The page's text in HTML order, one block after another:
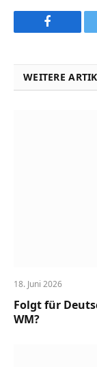
Facebook
WEITERE
18. Juni 2026
Folgt für
WM?